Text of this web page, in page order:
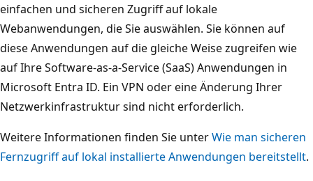
einfachen und sicheren Zugriff auf lokale
Webanwendungen, die Sie auswählen. Sie können auf
diese Anwendungen auf die gleiche Weise zugreifen wie
auf Ihre Software-as-a-Service (SaaS) Anwendungen in
Microsoft Entra ID. Ein VPN oder eine Änderung Ihrer
Netzwerkinfrastruktur sind nicht erforderlich.
Weitere Informationen finden Sie unterWie man sicheren
Fernzugriff auf lokal installierte Anwendungen bereitstellt.